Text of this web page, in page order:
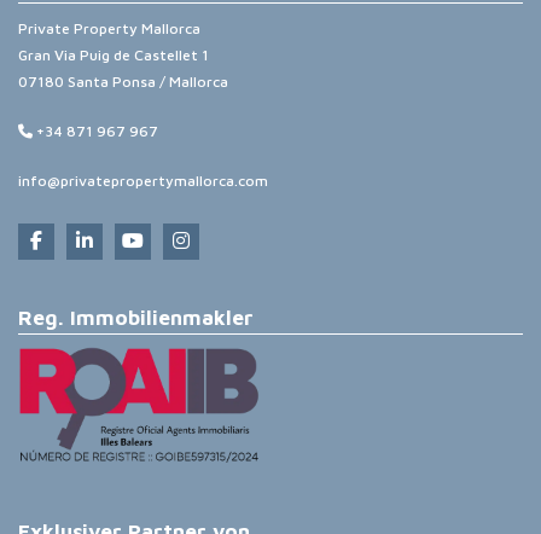
Private Property Mallorca
Gran Via Puig de Castellet 1
07180 Santa Ponsa / Mallorca
+34 871 967 967
info@privatepropertymallorca.com
Reg. Immobilienmakler